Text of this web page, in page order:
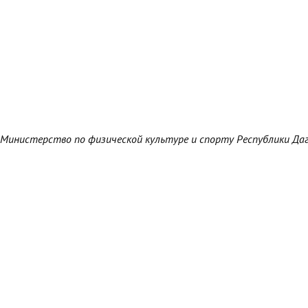
Министерство по физической культуре и спорту Республики